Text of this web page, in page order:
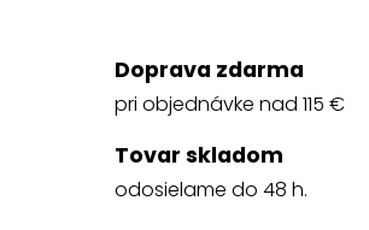
Doprava zdarma
pri objednávke nad 115 €
Tovar skladom
odosielame do 48 h.